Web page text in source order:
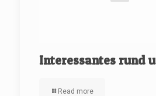
Interessantes rund
Read more